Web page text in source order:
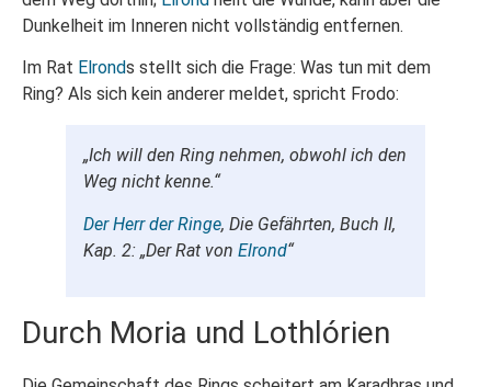
Dunkelheit im Inneren nicht vollständig entfernen.
Im Rat Elronds stellt sich die Frage: Was tun mit dem
Ring? Als sich kein anderer meldet, spricht Frodo:
„Ich will den Ring nehmen, obwohl ich den
Weg nicht kenne.“
Der Herr der Ringe, Die Gefährten, Buch II,
Kap. 2: „Der Rat von Elrond“
Durch Moria und Lothlórien